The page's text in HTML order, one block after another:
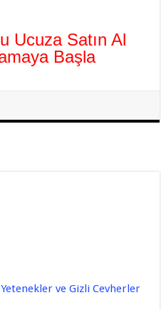
Ucuza Satın Al
Başla
ve Gizli Cevherler